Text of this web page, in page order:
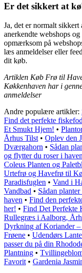
Er det sikkert at
Ja, det er normalt
anerkendte webshops
opmærksom på
læs anmeldelser eller
dit køb.
Artiklen Køb Frø til
Køkkenhaven har i
anmeldelser
Andre populære artikler:
Find det perfekte
Et Smukt Hjem! •
Århus Tilst • Oplev den
Dværgahorn • Sådan
og flytter du roser i
Coleus Planten og
Urtefrø og Havefrø til
Paradisfuglen • Vand i
Vandbad • Sådan
haven • Find den
her! • Find Det Perfekte
Rullegræs i Aalborg,
Dyrkning af Koriander
Frøene • Udendørs
passer du på din
Plantning •
Favorit • Gardenia